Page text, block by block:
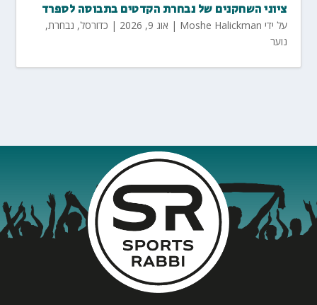
ציוני השחקנים של נבחרת הקדטים בתבוסה לספרד
על ידי Moshe Halickman
| אוג 9, 2026 | כדורסל, נבחרת,
נוער